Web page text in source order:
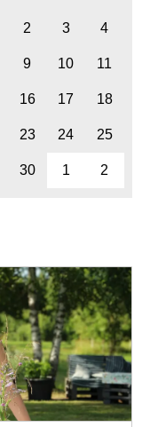
2 3 4
9 10 11
16 17 18
23 24 25
30 1 2